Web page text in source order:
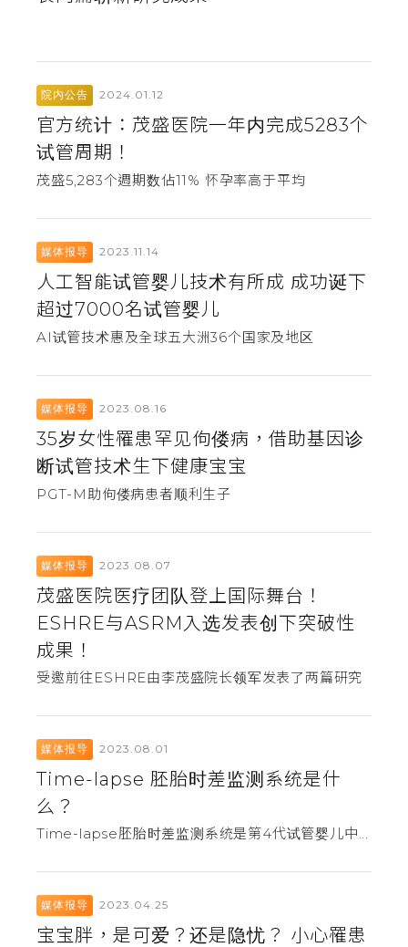
院内公告 2024.01.12
官方统计：茂盛医院一年内完成5283个
试管周期！
茂盛5,283个週期数佔11% 怀孕率高于平均
媒体报导 2023.11.14
人工智能试管婴儿技术有所成 成功诞下
超过7000名试管婴儿
AI试管技术惠及全球五大洲36个国家及地区
媒体报导 2023.08.16
35岁女性罹患罕见佝偻病，借助基因诊
断试管技术生下健康宝宝
PGT-M助佝偻病患者顺利生子
媒体报导 2023.08.07
茂盛医院医疗团队登上国际舞台！
ESHRE与ASRM入选发表创下突破性
成果！
受邀前往ESHRE由李茂盛院长领军发表了两篇研究
媒体报导 2023.08.01
Time-lapse 胚胎时差监测系统是什
么？
Time-lapse胚胎时差监测系统是第4代试管婴儿中...
媒体报导 2023.04.25
宝宝胖，是可爱？还是隐忧？ 小心罹患